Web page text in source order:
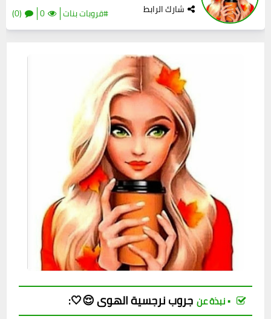
شارك الرابط #قروبات بنات 0
(0)
▪︎ نبذة عن جروبنرجسية الهوى 😌🤍: